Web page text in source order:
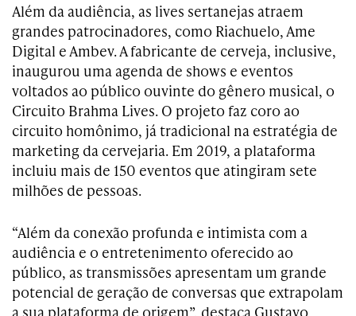
Além da audiência, as lives sertanejas atraem
grandes patrocinadores, como Riachuelo, Ame
Digital e Ambev. A fabricante de cerveja, inclusive,
inaugurou uma agenda de shows e eventos
voltados ao público ouvinte do gênero musical, o
Circuito Brahma Lives. O projeto faz coro ao
circuito homônimo, já tradicional na estratégia de
marketing da cervejaria. Em 2019, a plataforma
incluiu mais de 150 eventos que atingiram sete
milhões de pessoas.
“Além da conexão profunda e intimista com a
audiência e o entretenimento oferecido ao
público, as transmissões apresentam um grande
potencial de geração de conversas que extrapolam
a sua plataforma de origem”, destaca Gustavo